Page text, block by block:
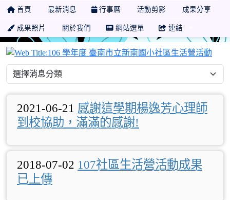
首頁 最新消息 行事曆 活動剪影 成果分享
成果照片 關於我們 網站選單 連結
2021-06-21 感謝這學期楊逸芳心理師
到校協助，滿滿的感謝!
2018-07-02 107社區生活營活動成果
已上傳